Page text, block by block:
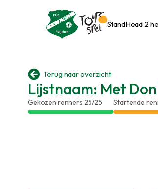
StandHead 2
 Terug naar overzicht
Lijstnaam: Met
Gekozen renners 25/25 Startende